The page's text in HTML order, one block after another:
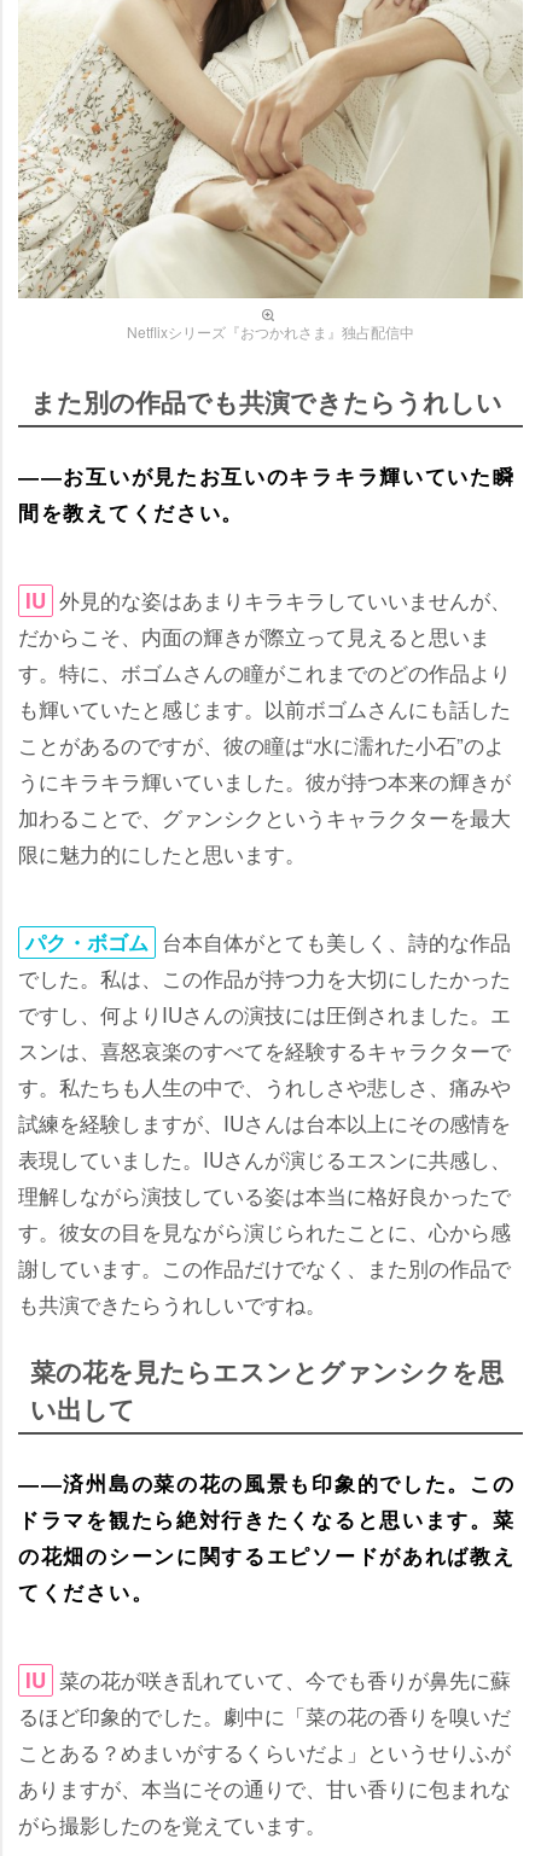
Netflixシリーズ『おつかれさま』独占配信中
また別の作品でも共演できたらうれしい
――お互いが見たお互いのキラキラ輝いていた瞬
間を教えてください。
IU 外見的な姿はあまりキラキラしていいませんが、
だからこそ、内面の輝きが際立って見えると思いま
す。特に、ボゴムさんの瞳がこれまでのどの作品より
も輝いていたと感じます。以前ボゴムさんにも話した
ことがあるのですが、彼の瞳は“水に濡れた小石”のよ
うにキラキラ輝いていました。彼が持つ本来の輝きが
加わることで、グァンシクというキャラクターを最大
限に魅力的にしたと思います。
パク・ボゴム 台本自体がとても美しく、詩的な作品
でした。私は、この作品が持つ力を大切にしたかった
ですし、何よりIUさんの演技には圧倒されました。エ
スンは、喜怒哀楽のすべてを経験するキャラクターで
す。私たちも人生の中で、うれしさや悲しさ、痛み
試練を経験しますが、IUさんは台本以上にその感情を
表現していました。IUさんが演じるエスンに共感し、
理解しながら演技している姿は本当に格好良かったで
す。彼女の目を見ながら演じられたことに、心から感
謝しています。この作品だけでなく、また別の作品で
も共演できたらうれしいですね。
菜の花を見たらエスンとグァンシクを思
い出して
――済州島の菜の花の風景も印象的でした。この
ドラマを観たら絶対行きたくなると思います。菜
の花畑のシーンに関するエピソードがあれば教え
てください。
IU 菜の花が咲き乱れていて、今でも香りが鼻先に蘇
るほど印象的でした。劇中に「菜の花の香りを嗅いだ
ことある？めまいがするくらいだよ」というせりふが
ありますが、本当にその通りで、甘い香りに包まれな
がら撮影したのを覚えています。